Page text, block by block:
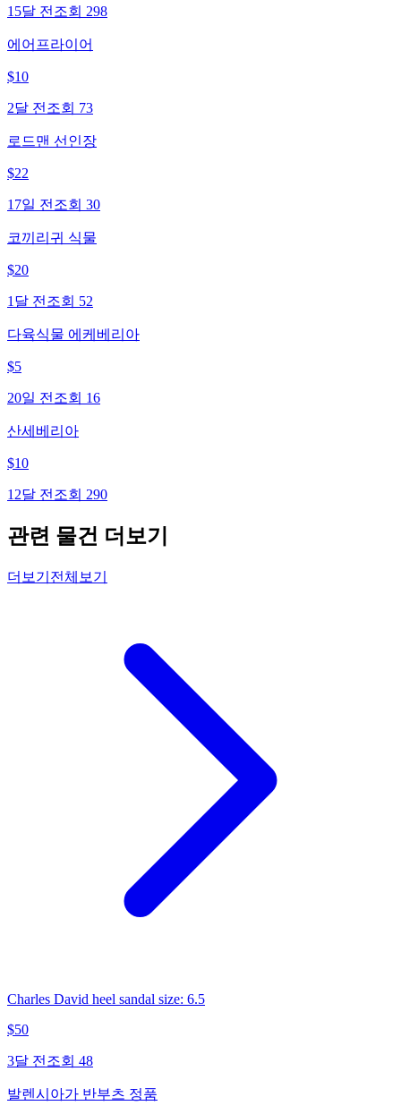
15달 전 조회 298
에어프라이어
$10
2달 전 조회 73
로드맨 선인장
$22
17일 전 조회 30
코끼리귀 식물
$20
1달 전 조회 52
다육식물 에케베리아
$5
20일 전 조회 16
산세베리아
$10
12달 전 조회 290
관련 물건 더보기
더보기 전체보기
Charles David heel sandal size: 6.5
$50
3달 전 조회 48
발렌시아가 반부츠 정품